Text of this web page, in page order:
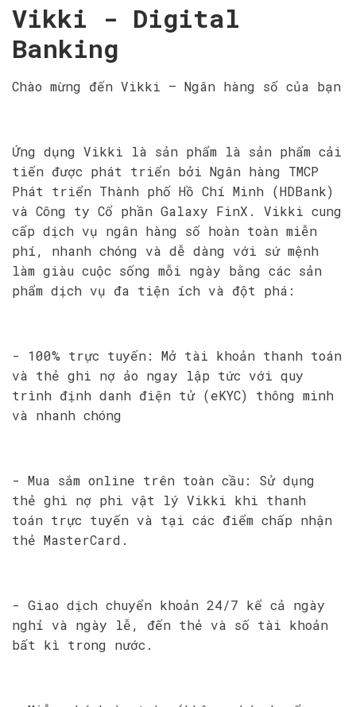
Vikki - Digital
Banking
Chào mừng đến Vikki – Ngân hàng số của bạn
Ứng dụng Vikki là sản phẩm là sản phẩm cải
tiến được phát triển bởi Ngân hàng TMCP
Phát triển Thành phố Hồ Chí Minh (HDBank)
và Công ty Cổ phần Galaxy FinX. Vikki cung
cấp dịch vụ ngân hàng số hoàn toàn miễn
phí, nhanh chóng và dễ dàng với sứ mệnh
làm giàu cuộc sống mỗi ngày bằng các sản
phẩm dịch vụ đa tiện ích và đột phá:
- 100% trực tuyến: Mở tài khoản thanh toán
và thẻ ghi nợ ảo ngay lập tức với quy
trình định danh điện tử (eKYC) thông minh
và nhanh chóng
- Mua sắm online trên toàn cầu: Sử dụng
thẻ ghi nợ phi vật lý Vikki khi thanh
toán trực tuyến và tại các điểm chấp nhận
thẻ MasterCard.
- Giao dịch chuyển khoản 24/7 kể cả ngày
nghỉ và ngày lễ, đến thẻ và số tài khoản
bất kì trong nước.